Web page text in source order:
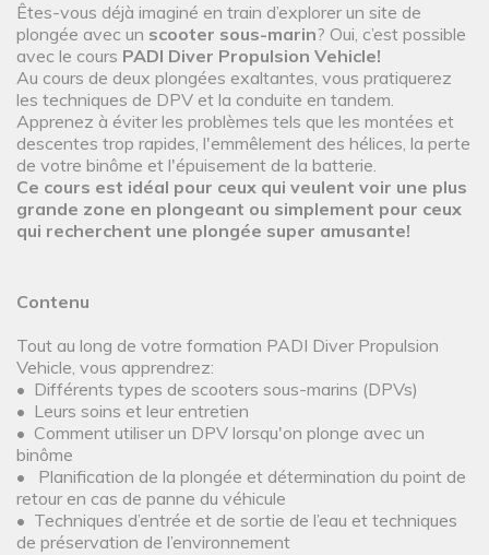
Êtes-vous déjà imaginé en train d’explorer un site de
plongée avec un scooter sous-marin? Oui, c’est possible
avec le cours PADI Diver Propulsion Vehicle!
Au cours de deux plongées exaltantes, vous pratiquerez
les techniques de DPV et la conduite en tandem.
Apprenez à éviter les problèmes tels que les montées et
descentes trop rapides, l'emmêlement des hélices, la perte
de votre binôme et l'épuisement de la batterie.
Ce cours est idéal pour ceux qui veulent voir une plus
grande zone en plongeant ou simplement pour ceux
qui recherchent une plongée super amusante!
Contenu
Tout au long de votre formation PADI Diver Propulsion
Vehicle, vous apprendrez:
• Différents types de scooters sous-marins (DPVs)
• Leurs soins et leur entretien
• Comment utiliser un DPV lorsqu'on plonge avec un
binôme
• Planification de la plongée et détermination du point de
retour en cas de panne du véhicule
• Techniques d’entrée et de sortie de l’eau et techniques
de préservation de l’environnement